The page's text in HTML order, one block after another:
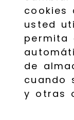
cookies
usted
permita
de
cuando
y otras